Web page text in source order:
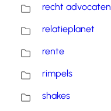
recht advocaten
relatieplanet
rente
rimpels
shakes